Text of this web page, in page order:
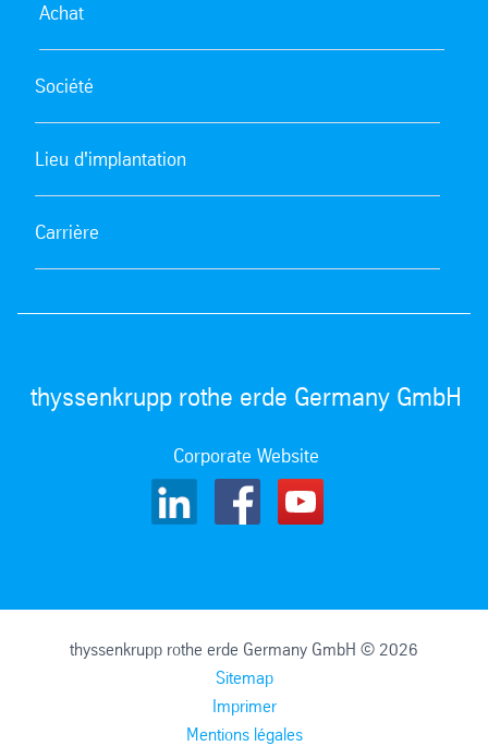
Achat
Société
Lieu d'implantation
Carrière
thyssenkrupp rothe erde Germany GmbH
Corporate Website
thyssenkrupp rothe erde Germany GmbH © 2026
Sitemap
Imprimer
Mentions légales